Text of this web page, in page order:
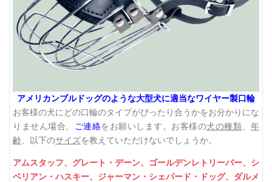
アメリカンブルドッグのような大型犬に適当なワイヤー製口輪
お客様の犬にどの口輪のタイプがぴったり合うかをお分かりにな
りません場合、
ご連絡をお願いします。お客様の犬の種類 、年
齢 、以下のサイズを教えていただけないでしょうか。
アムスタッフ、 グレート・デーン、 ゴールデンレトリーバー、 シ
ベリアン・ハスキー、 ジャーマン・シェパード・ドッグ、 ダルメ